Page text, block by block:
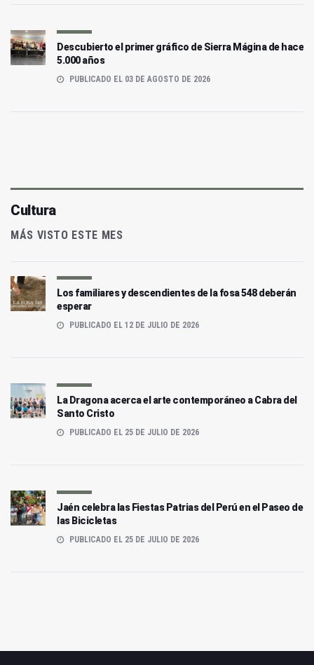
Descubierto el primer gráfico de Sierra Mágina de hace
5.000 años
PUBLICADO EL 03 DE AGOSTO DE 2026
Cultura
MÁS VISTO ESTE MES
Los familiares y descendientes de la fosa 548 deberán
esperar
PUBLICADO EL 12 DE JULIO DE 2026
La Dragona acerca el arte contemporáneo a Cabra del
Santo Cristo
PUBLICADO EL 25 DE JULIO DE 2026
Jaén celebra las Fiestas Patrias del Perú en el Paseo de
las Bicicletas
PUBLICADO EL 25 DE JULIO DE 2026